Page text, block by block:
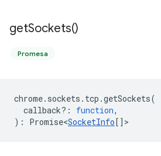
getSockets()
Promesa
chrome. sockets . tcp .getSockets(
callback? : function,
) : Promise<SocketInfo[] >